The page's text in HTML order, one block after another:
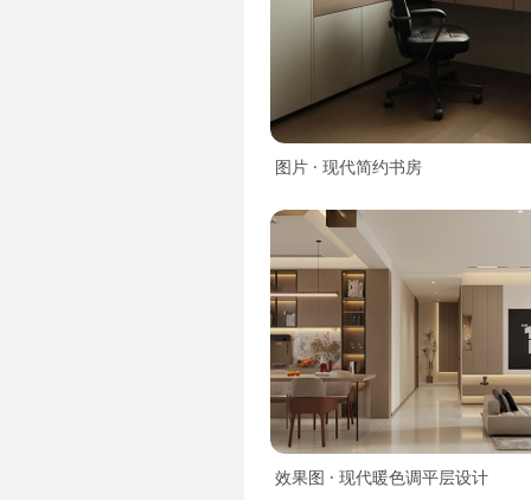
图片 · 现代简约书房
效果图 · 现代暖色调平层设计